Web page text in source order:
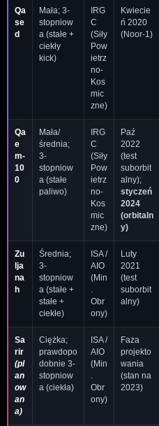
Qa
se
d
Mała; 3-
stopniow
a (stałe +
ciekły
kick)
IRG
C
(Siły
Pow
ietrz
no-
Kos
mic
zne)
Kwiecie
ń 2020
(Noor-1)
Qa
e
m-
10
0
Mała/
średnia;
3-
stopniow
a (stałe
paliwo)
IRG
C
(Siły
Pow
ietrz
no-
Kos
mic
zne)
Paź
2022
(test
suborbit
alny);
styczeń
2024
(orbitaln
y)
Zu
lja
na
h
Średnia;
3-
stopniow
a (stałe +
stałe +
ciekłe)
ISA /
AIO
(Min
Obr
ony)
Luty
2021
(test
suborbit
alny)
Sa
rir
(pl
an
ow
an
a)
Ciężka;
prawdopo
dobnie 3-
stopniow
a (ciekła)
ISA /
AIO
(Min
Obr
ony)
Faza
projekto
wania
(stan na
2023)